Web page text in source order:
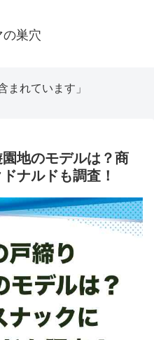
の巣穴
まれています」
地のモデルは？商
ナルドも調査！